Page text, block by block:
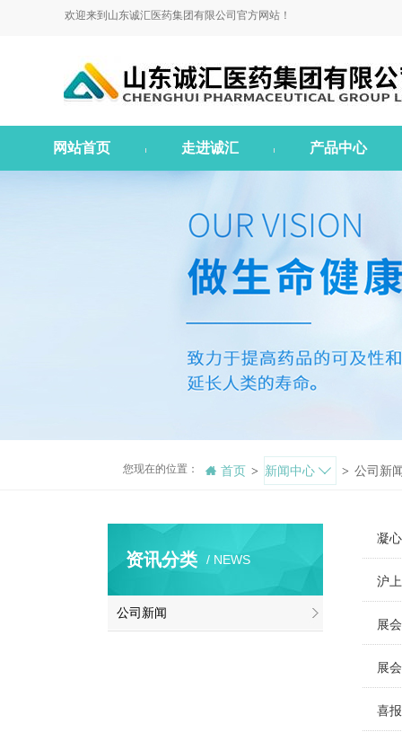
欢迎来到山东诚汇医药集团有限公司官方网站！
网站首页 走进诚汇 产品中心
您现在的位置： 首页 > 新闻中心 > 公司新
凝
沪
展
展
喜
资讯分类 / NEWS
公司新闻